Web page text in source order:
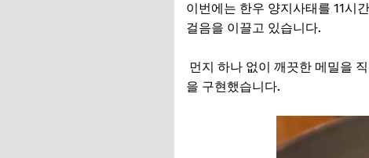
이번에는 한우 양지사태를 11시
걸음을 이끌고 있습니다.
먼지 하나 없이 깨끗한 메밀을
을 구현했습니다.